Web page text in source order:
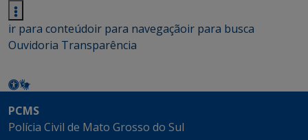
ir para conteúdoir para navegaçãoir para busca
Ouvidoria Transparência
PCMS
Polícia Civil de Mato Grosso do Sul